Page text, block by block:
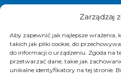
Zarządzaj
Aby zapewnić jak najlepsze wrażenia,
takich jak pliki cookie, do
do informacji o urządzeniu. Zgoda na
przetwarzać dane, takie jak
unikalne identyfikatory na tej stronie.
Oferta usług
czyszczenie posadzek
czyszczenie posadzek Łódź
czyszczenie posadzek
czyszczenie posadzek